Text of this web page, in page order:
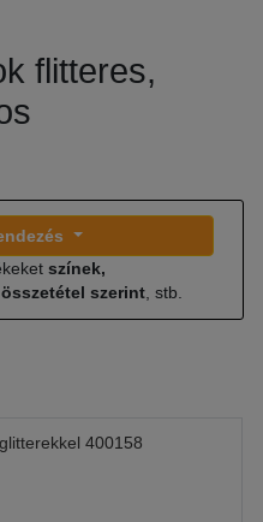
flitteres,
színek,
szerint , stb.
400158